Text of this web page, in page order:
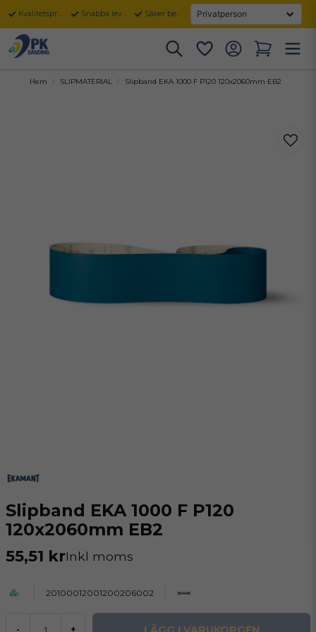
Kvalitetsprodukter Snabba leveranser Säker betalning
Hem SLIPMATERIAL Slipband EKA 1000 F P120 120x2060mm EB2
Slipband EKA 1000 F P120
120x2060mm EB2
55,51 krInkl moms
20100012001200206002
- +